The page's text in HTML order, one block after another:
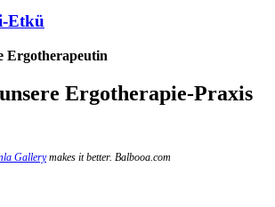
Etkü
Ergotherapeutin
Ergotherapie-Praxis
Gallerymakes it better. Balbooa.com